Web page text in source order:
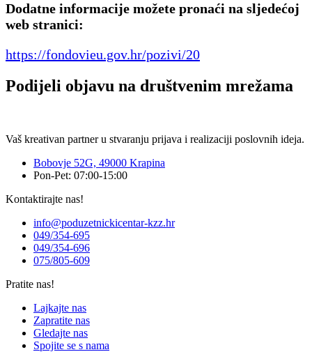
Dodatne informacije možete pronaći na sljedećoj
web stranici:
https://fondovieu.gov.hr/pozivi/20
Podijeli objavu na društvenim mrežama
Vaš kreativan partner u stvaranju prijava i realizaciji poslovnih ideja.
Bobovje 52G, 49000 Krapina
Pon-Pet: 07:00-15:00
Kontaktirajte nas!
info@poduzetnickicentar-kzz.hr
049/354-695
049/354-696
075/805-609
Pratite nas!
Lajkajte nas
Zapratite nas
Gledajte nas
Spojite se s nama